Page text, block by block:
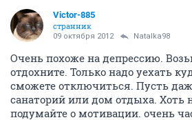
Victor-885
странник
09 октября 2012 Natalka98
Очень похоже на депрессию.
отдохните. Только надо уехать
сможете отключиться. Пусть
санаторий или дом отдыха. Хоть
подумайте о мотивации. очень